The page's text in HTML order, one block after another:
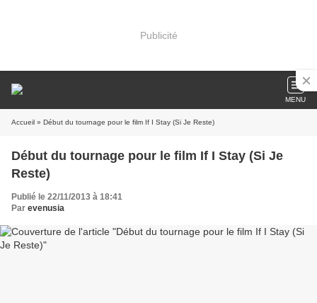
Publicité
MENU
Accueil » Début du tournage pour le film If I Stay (Si Je Reste)
Début du tournage pour le film If I Stay (Si Je
Reste)
Publié le 22/11/2013 à 18:41
Par evenusia